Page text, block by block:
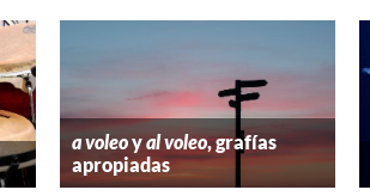
a voleoyal voleo, grafías
apropiadas